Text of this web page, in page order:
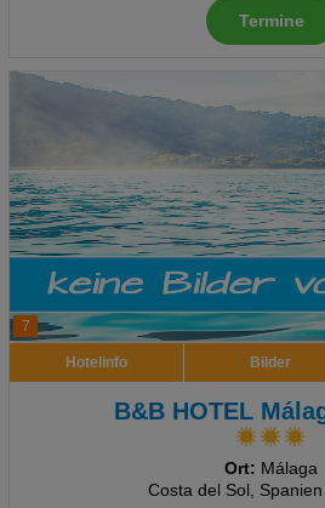
Termine
7
Hotelinfo Bilder
B&B HOTEL
Ort: Málaga
Costa del Sol,